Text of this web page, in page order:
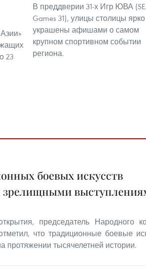
23
В преддверии 31-х Игр ЮВА
Games 31), улицы столицы ярко
украшены афишами о самом
крупном спортивном событии
региона.
боевых искусств
зрелищными
председатель Народного
что традиционные боевые
протяжении тысячелетней истории.